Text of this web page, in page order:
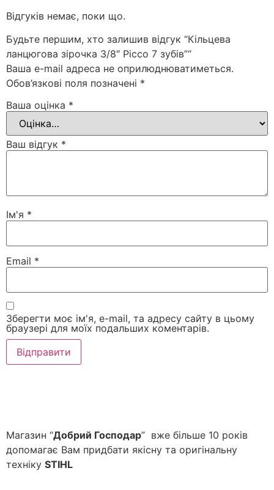
Відгуків немає, поки що.
Будьте першим, хто залишив відгук “Кільцева
ланцюгова зірочка 3/8″ Picco 7 зубів”“
Ваша e-mail адреса не оприлюднюватиметься.
Обов’язкові поля позначені *
Ваша оцінка *
Ваш відгук *
Ім'я *
Email *
Зберегти моє ім'я, e-mail, та адресу сайту в цьому
браузері для моїх подальших коментарів.
Магазин “Добрий Господар” вже більше 10 років
допомагає Вам придбати якісну та оригінальну
техніку STIHL